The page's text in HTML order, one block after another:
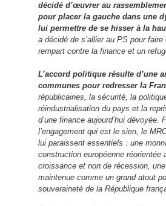
décidé d’œuvrer au
pour placer la gauche dans une
lui permettre de se hisser à la
a décidé de s’allier au PS pour
rempart contre la finance et un
L’accord politique résulte d’une
communes pour redresser la
républicaines, la sécurité, la
réindustrialisation du pays et la
d’une finance aujourd’hui dévoyée.
l’engagement qui est le sien, le
lui paraissent essentiels : une
construction européenne réorientée
croissance et non de récession,
maintenue comme un grand atout
souveraineté de la République